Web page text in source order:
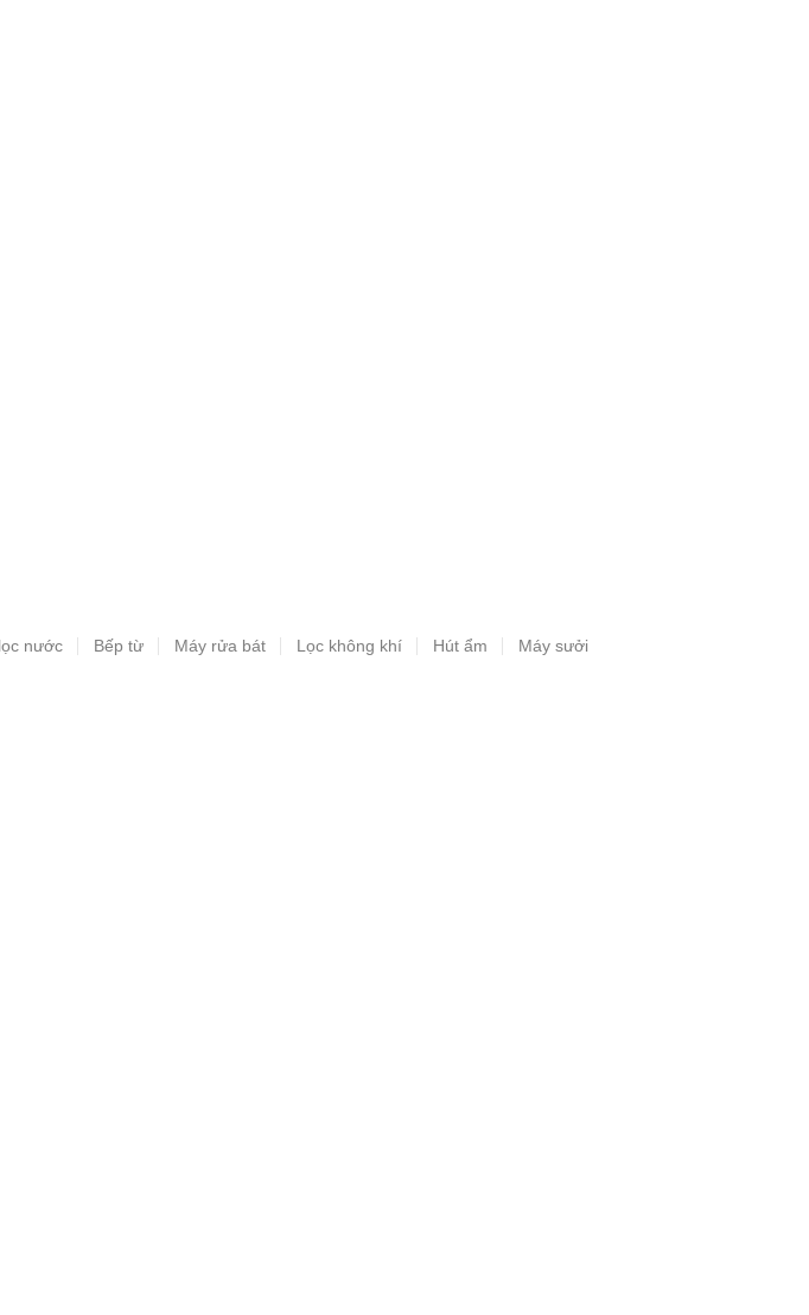
nước Bếp từ Máy rửa bát Lọc không khí Hút ẩm Máy sưởi